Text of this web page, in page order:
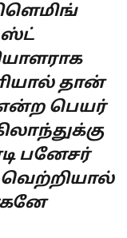
தான்
பெயர்
பனேசர்
வெற்றியால்